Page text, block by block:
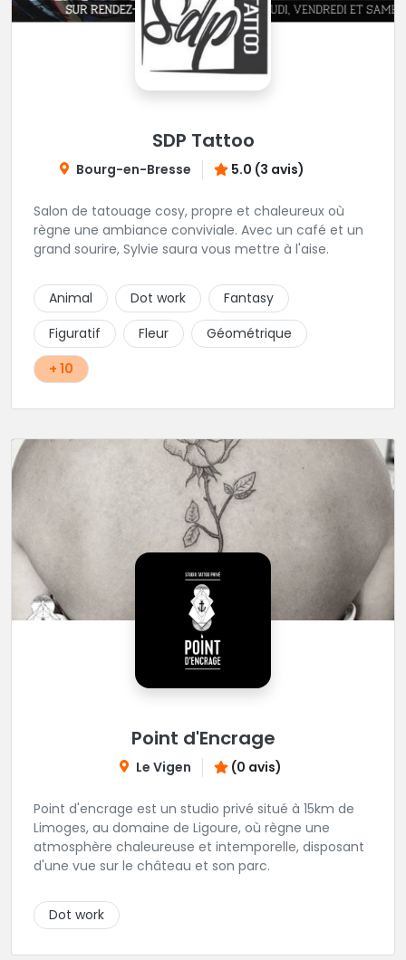
SDP Tattoo
Bourg-en-Bresse 5.0 (3 avis)
Salon de tatouage cosy, propre et chaleureux où
règne une ambiance conviviale. Avec un café et un
grand sourire, Sylvie saura vous mettre à l'aise.
Animal Dot work
Fantasy
Figuratif
Fleur
Géométrique
+ 10
Point d'Encrage
Le Vigen (0 avis)
Point d'encrage est un studio privé situé à 15km de
Limoges, au domaine de Ligoure, où règne une
atmosphère chaleureuse et intemporelle, disposant
d'une vue sur le château et son parc.
Dot work